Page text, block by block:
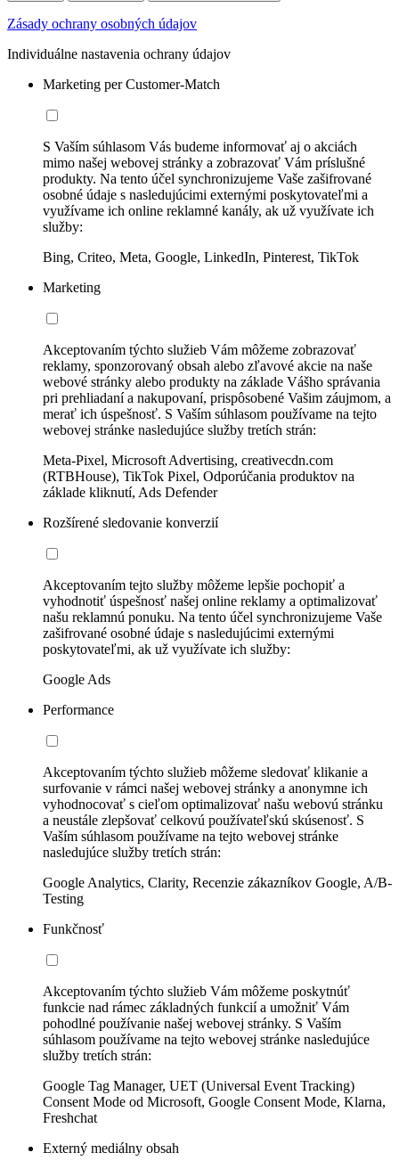
Zásady ochrany osobných údajov
Individuálne nastavenia ochrany údajov
Marketing per Customer-Match
S Vaším súhlasom Vás budeme informovať aj o akciách
mimo našej webovej stránky a zobrazovať Vám príslušné
produkty. Na tento účel synchronizujeme Vaše zašifrované
osobné údaje s nasledujúcimi externými poskytovateľmi a
využívame ich online reklamné kanály, ak už využívate ich
služby:
Bing, Criteo, Meta, Google, LinkedIn, Pinterest, TikTok
Marketing
Akceptovaním týchto služieb Vám môžeme zobrazovať
reklamy, sponzorovaný obsah alebo zľavové akcie na naše
webové stránky alebo produkty na základe Vášho správania
pri prehliadaní a nakupovaní, prispôsobené Vašim záujmom, a
merať ich úspešnosť. S Vaším súhlasom používame na tejto
webovej stránke nasledujúce služby tretích strán:
Meta-Pixel, Microsoft Advertising, creativecdn.com
(RTBHouse), TikTok Pixel, Odporúčania produktov na
základe kliknutí, Ads Defender
Rozšírené sledovanie konverzií
Akceptovaním tejto služby môžeme lepšie pochopiť a
vyhodnotiť úspešnosť našej online reklamy a optimalizovať
našu reklamnú ponuku. Na tento účel synchronizujeme Vaše
zašifrované osobné údaje s nasledujúcimi externými
poskytovateľmi, ak už využívate ich služby:
Google Ads
Performance
Akceptovaním týchto služieb môžeme sledovať klikanie a
surfovanie v rámci našej webovej stránky a anonymne ich
vyhodnocovať s cieľom optimalizovať našu webovú stránku
a neustále zlepšovať celkovú používateľskú skúsenosť. S
Vaším súhlasom používame na tejto webovej stránke
nasledujúce služby tretích strán:
Google Analytics, Clarity, Recenzie zákazníkov Google, A/B-
Testing
Funkčnosť
Akceptovaním týchto služieb Vám môžeme poskytnúť
funkcie nad rámec základných funkcií a umožniť Vám
pohodlné používanie našej webovej stránky. S Vaším
súhlasom používame na tejto webovej stránke nasledujúce
služby tretích strán:
Google Tag Manager, UET (Universal Event Tracking)
Consent Mode od Microsoft, Google Consent Mode, Klarna,
Freshchat
Externý mediálny obsah